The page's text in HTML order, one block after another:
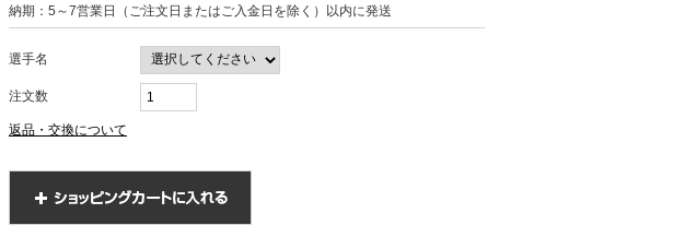
納期：5～7営業日（ご注文日またはご入金日を除く）以内に発送
選手名
注文数
返品・交換について